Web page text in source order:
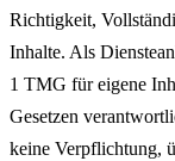
Richtigkeit,
Inhalte. Als
1 TMG für eigene
Gesetzen
keine Verpflichtung,